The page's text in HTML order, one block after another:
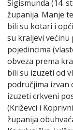
Sigismunda (14.
županija. Manje
bili su kotari i
su kraljevi većinu
pojedincima
obveza prema
bili su izuzeti od
područjima izvan
izuzeti crkveni
(Križevci i
županija